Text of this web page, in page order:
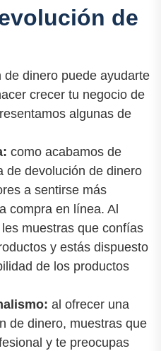
de
dinero puede ayudarte
crecer tu negocio de
algunas de
como acabamos de
de devolución de dinero
a sentirse más
compra en línea. Al
muestras que confías
y estás dispuesto
de los productos
al ofrecer una
de dinero, muestras que
y te preocupas